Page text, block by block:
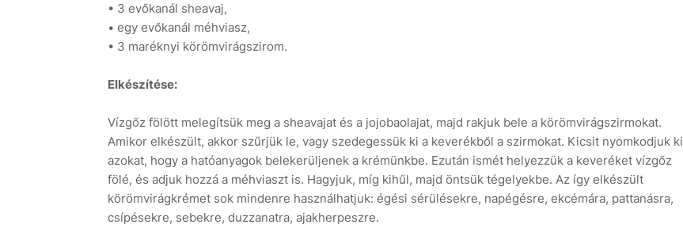
• 3 evőkanál sheavaj,
• egy evőkanál méhviasz,
• 3 maréknyi körömvirágszirom.
Elkészítése:
Vízgőz fölött melegítsük meg a sheavajat és a jojobaolajat, majd rakjuk bele a körömvirágszirmokat.
Amikor elkészült, akkor szűrjük le, vagy szedegessük ki a keverékből a szirmokat. Kicsit nyomkodjuk ki
azokat, hogy a hatóanyagok belekerüljenek a krémünkbe. Ezután ismét helyezzük a keveréket vízgőz
fölé, és adjuk hozzá a méhviaszt is. Hagyjuk, míg kihűl, majd öntsük tégelyekbe. Az így elkészült
körömvirágkrémet sok mindenre használhatjuk: égési sérülésekre, napégésre, ekcémára, pattanásra,
csípésekre, sebekre, duzzanatra, ajakherpeszre.